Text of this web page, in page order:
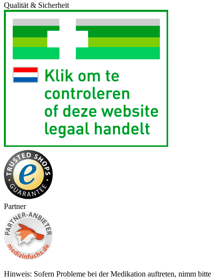
Qualität & Sicherheit
Partner
Hinweis: Sofern Probleme bei der Medikation auftreten, nimm bitte